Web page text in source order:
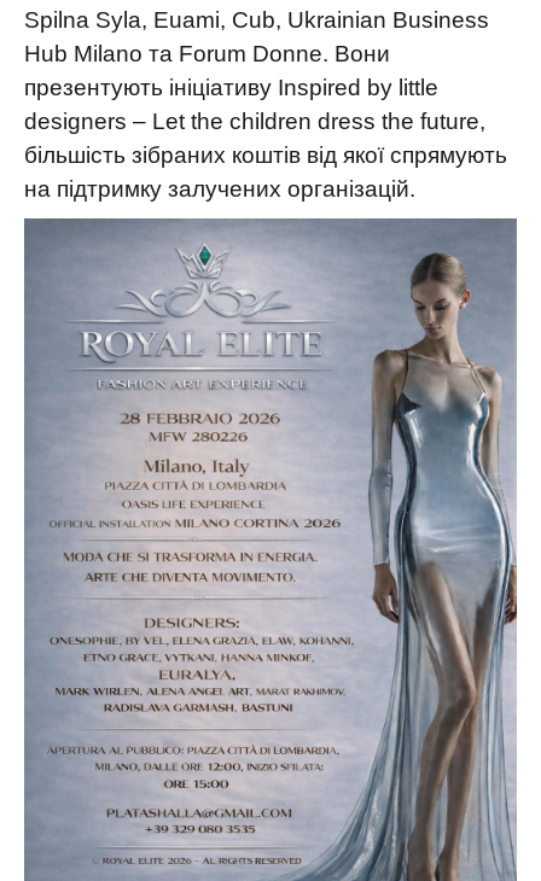
Spilna Syla, Euami, Cub, Ukrainian Business
Hub Milano та Forum Donne. Вони
презентують ініціативу Inspired by little
designers – Let the children dress the future,
більшість зібраних коштів від якої спрямують
на підтримку залучених організацій.